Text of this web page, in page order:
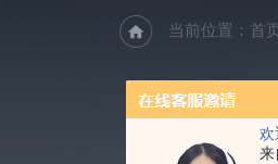
欢
来
当前位置： 首页